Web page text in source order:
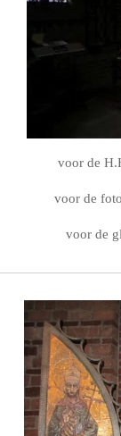
voor de
voor de
voor de